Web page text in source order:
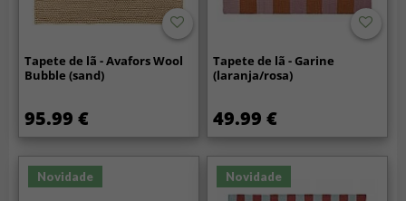
Tapete de lã - Avafors Wool
Bubble (sand)
95.99 €
Tapete de lã - Garine
(laranja/rosa)
49.99 €
Novidade Novidade